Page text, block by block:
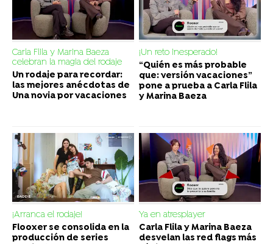
Carla Flila y Marina Baeza
celebran la magia del rodaje
Un rodaje para recordar:
las mejores anécdotas de
Una novia por vacaciones
¡Un reto inesperado!
“Quién es más probable
que: versión vacaciones”
pone a prueba a Carla Flila
y Marina Baeza
¡Arranca el rodaje!
Flooxer se consolida en la
producción de series
Ya en atresplayer
Carla Flila y Marina Baeza
desvelan las red flags más